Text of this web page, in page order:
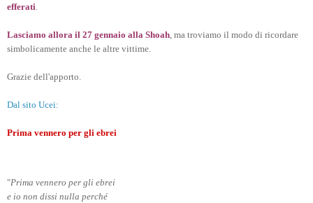
efferati
Lasciamo allora il 27 gennaio alla Shoah , ma troviamo il modo di ricordare
simbolicamente anche le altre vittime.
Grazie dell'apporto.
Dal sito Ucei:
Prima vennero per gli ebrei
"Prima vennero per gli ebrei
e io non dissi nulla perché